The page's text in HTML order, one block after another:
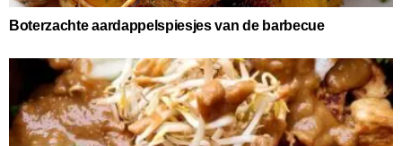
Boterzachte aardappelspiesjes van de barbecue